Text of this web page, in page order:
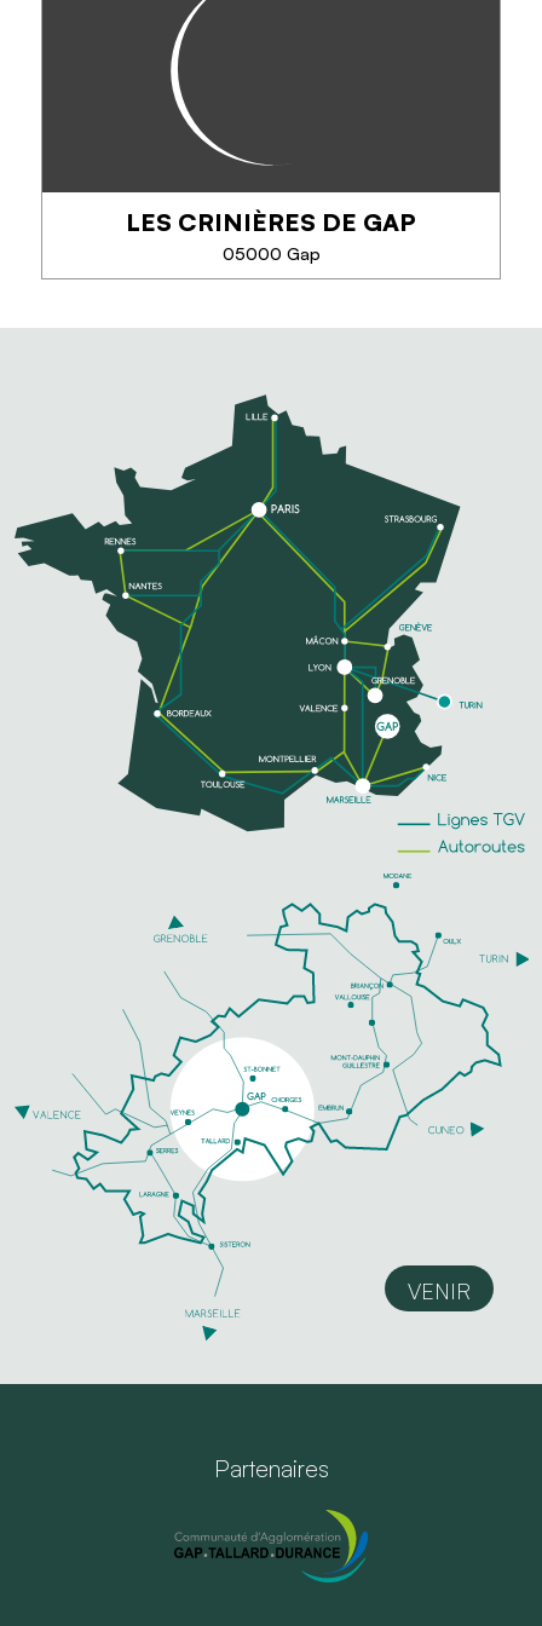
Venez rencontrer nos chevaux et mules.
Cours, randonnées sur plusieurs jours dans nos
paysages magnifiques des hautes Alpes...
Elevage de chevaux de loisirs et de sport
TELEFOON
MEER INFORMATIE
LES CRINIÈRES DE GAP
05000 Gap
panoramiques, de promenades à poney le long du
canal, ainsi que de cours et stages tous niveaux
(obstacle, dressage, voltige,...)....
MEER INFORMATIE
VENIR
Partenaires